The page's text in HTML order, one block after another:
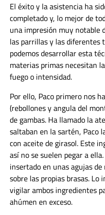
El éxito y la asistencia ha
completado y, lo mejor de
una impresión muy notable
las parrillas y las diferentes
podemos desarrollar esta
materias primas necesitan
fuego o intensidad.
Por ello, Paco primero nos
(rebollones y angula del
de gambas. Ha llamado la
saltaban en la sartén, Paco
con aceite de girasol. Este
así no se suelen pegar a
insertado en unas agujas
sobre las propias brasas.
vigilar ambos ingredientes
ahúmen en exceso.